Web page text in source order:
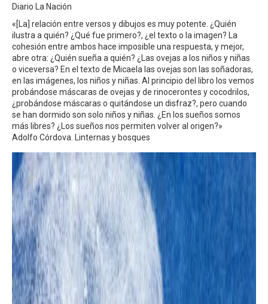
Diario La Nación
«[La] relación entre versos y dibujos es muy potente. ¿Quién
ilustra a quién? ¿Qué fue primero?, ¿el texto o la imagen? La
cohesión entre ambos hace imposible una respuesta, y mejor,
abre otra: ¿Quién sueña a quién? ¿Las ovejas a los niños y niñas
o viceversa? En el texto de Micaela las ovejas son las soñadoras,
en las imágenes, los niños y niñas. Al principio del libro los vemos
probándose máscaras de ovejas y de rinocerontes y cocodrilos,
¿probándose máscaras o quitándose un disfraz?, pero cuando
se han dormido son solo niños y niñas. ¿En los sueños somos
más libres? ¿Los sueños nos permiten volver al origen?»
Adolfo Córdova. Linternas y bosques